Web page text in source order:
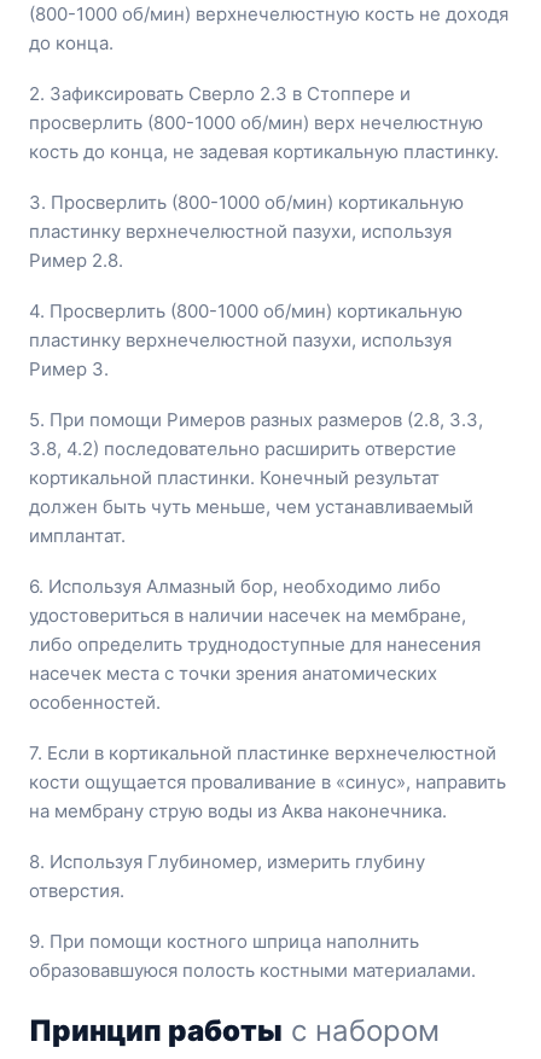
(800-1000 об/мин) верхнечелюстную кость не доходя
до конца.
2. Зафиксировать Сверло 2.3 в Стоппере и
просверлить (800-1000 об/мин) верх нечелюстную
кость до конца, не задевая кортикальную пластинку.
З. Просверлить (800-1000 об/мин) кортикальную
пластинку верхнечелюстной пазухи, используя
Ример 2.8.
4. Просверлить (800-1000 об/мин) кортикальную
пластинку верхнечелюстной пазухи, используя
Ример 3.
5. При помощи Римеров разных размеров (2.8, 3.3,
3.8, 4.2) последовательно расширить отверстие
кортикальной пластинки. Конечный результат
должен быть чуть меньше, чем устанавливаемый
имплантат.
6. Используя Алмазный бор, необходимо либо
удостовериться в наличии насечек на мембране,
либо определить труднодоступные для нанесения
насечек места с точки зрения анатомических
особенностей.
7. Если в кортикальной пластинке верхнечелюстной
кости ощущается проваливание в «синус», направить
на мембрану струю воды из Аква наконечника.
8. Используя Глубиномер, измерить глубину
отверстия.
9. При помощи костного шприца наполнить
образовавшуюся полость костными материалами.
Принцип работы с набором